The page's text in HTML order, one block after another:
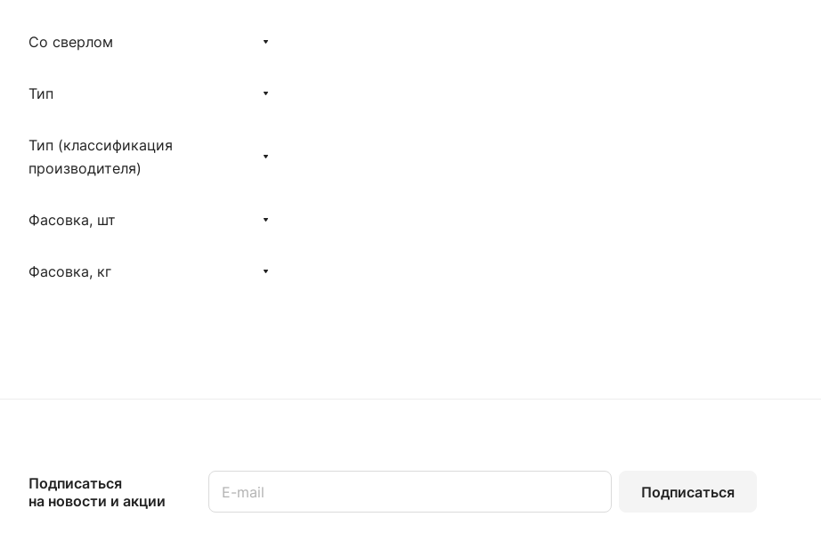
Со сверлом
Тип
Тип (классификация
производителя)
Фасовка, шт
Фасовка, кг
Подписаться
на новости и акции
Подписаться